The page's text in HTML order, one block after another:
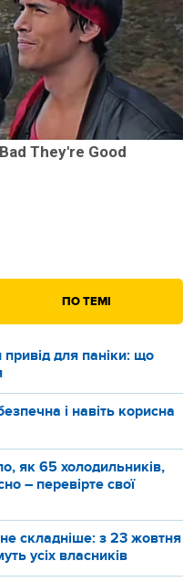
ПО ТЕМІ
привід для паніки: що
і навіть корисна
як 65 холодильників,
– перевірте свої
складніше: з 23 жовтня
усіх власників
They're Good